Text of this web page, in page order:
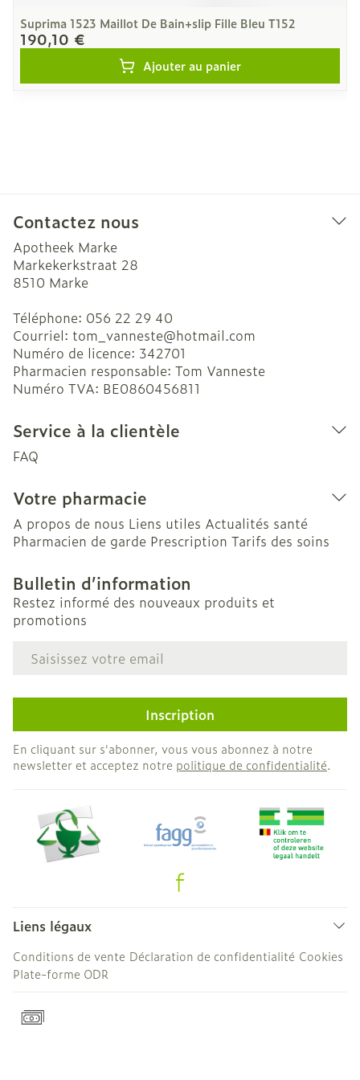
Suprima 1523 Maillot De Bain+slip Fille Bleu T152
190,10 €
Ajouter au panier
Contactez nous
Apotheek Marke
Markekerkstraat 28
8510 Marke
Téléphone: 056 22 29 40
Courriel: tom_vanneste@hotmail.com
Numéro de licence: 342701
Pharmacien responsable: Tom Vanneste
Numéro TVA: BE0860456811
Service à la clientèle
FAQ
Votre pharmacie
A propos de nous Liens utiles Actualités santé
Pharmacien de garde Prescription Tarifs des soins
Bulletin d’information
Restez informé des nouveaux produits et
promotions
Adresse mail
Inscription
En cliquant sur s'abonner, vous vous abonnez à notre
newsletter et acceptez notre politique de confidentialité.
Liens légaux
Conditions de vente Déclaration de confidentialité Cookies
Plate-forme ODR